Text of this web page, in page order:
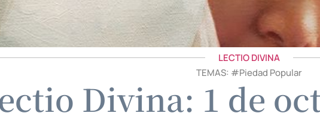
LECTIO DIVINA
TEMAS: #Piedad Popular
Divina: 1 de